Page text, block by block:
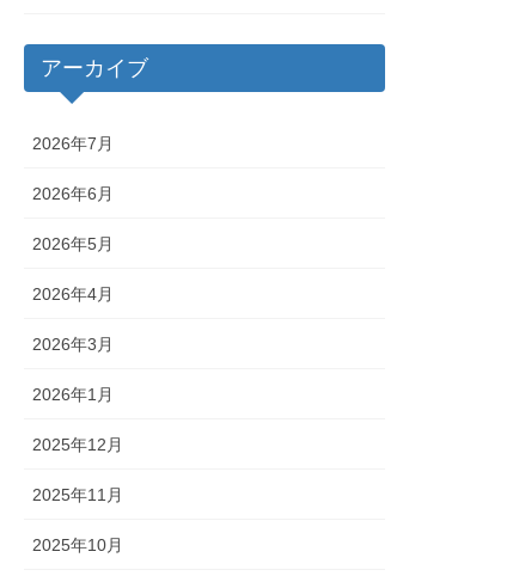
アーカイブ
2026年7月
2026年6月
2026年5月
2026年4月
2026年3月
2026年1月
2025年12月
2025年11月
2025年10月